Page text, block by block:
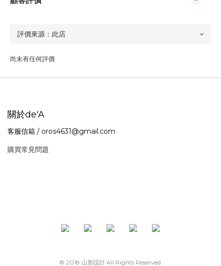
尚未有任何評價
關於de'A
客服信箱 / oros4631@gmail.com
購買常見問題
© 2018 山形設計 All Rights Reserved.